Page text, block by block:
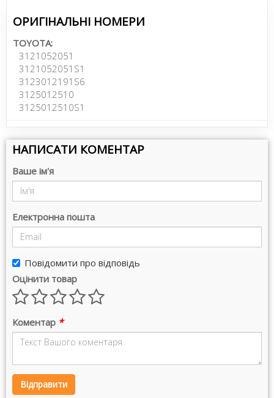
ОРИГІНАЛЬНІ НОМЕРИ
TOYOTA:
3121052051
3121052051S1
3123012191S6
3125012510
3125012510S1
НАПИСАТИ КОМЕНТАР
Ваше ім'я
Електронна пошта
Повідомити про відповідь
Оцінити товар
Коментар *
Відправити